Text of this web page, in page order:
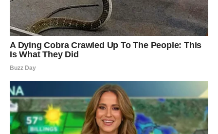
Više se ne identificira samo kao “ kći Kurta Cobaina ”. Ona
gradi identitet žene koja bira vlastiti put, bez obzira na
očekivanja javnosti. Njezin fokus danas je na
kreativnosti, introspekciji i pronalaženju harmonije
Njezina sudbina pokazuje da novac i slava nisu
sinonimi za sreću.
Poruka koju prenosi jest da i iz najtežih iskustava
postoji način da se ponovno izroni.